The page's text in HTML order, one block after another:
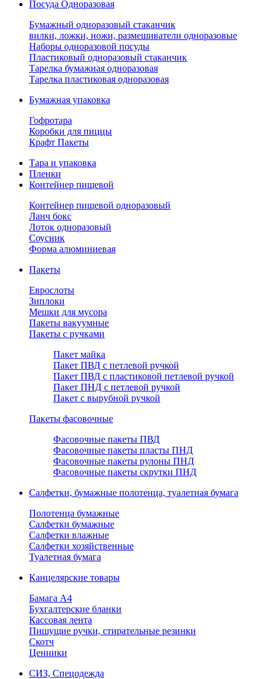
Посуда Одноразовая
Бумажный одноразовый стаканчик
вилки, ложки, ножи, размешиватели одноразовые
Наборы одноразовой посуды
Пластиковый одноразовый стаканчик
Тарелка бумажная одноразовая
Тарелка пластиковая одноразовая
Бумажная упаковка
Гофротара
Коробки для пиццы
Крафт Пакеты
Тара и упаковка
Пленки
Контейнер пищевой
Контейнер пищевой одноразовый
Ланч бокс
Лоток одноразовый
Соусник
Форма алюминиевая
Пакеты
Еврослоты
Зиплоки
Мешки для мусора
Пакеты вакуумные
Пакеты с ручками
Пакет майка
Пакет ПВД с петлевой ручкой
Пакет ПВД с пластиковой петлевой ручкой
Пакет ПНД с петлевой ручкой
Пакет с вырубной ручкой
Пакеты фасовочные
Фасовочные пакеты ПВД
Фасовочные пакеты пласты ПНД
Фасовочные пакеты рулоны ПНД
Фасовочные пакеты скрутки ПНД
Салфетки, бумажные полотенца, туалетная бумага
Полотенца бумажные
Салфетки бумажные
Салфетки влажные
Салфетки хозяйственные
Туалетная бумага
Канцелярские товары
Бамага А4
Бухгалтерские бланки
Кассовая лента
Пишущие ручки, стирательные резинки
Скотч
Ценники
СИЗ, Спецодежда